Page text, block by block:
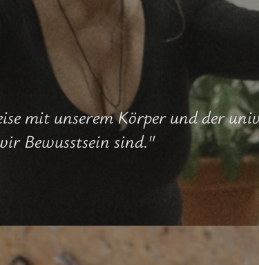
mit unserem Körper und der
dass wir